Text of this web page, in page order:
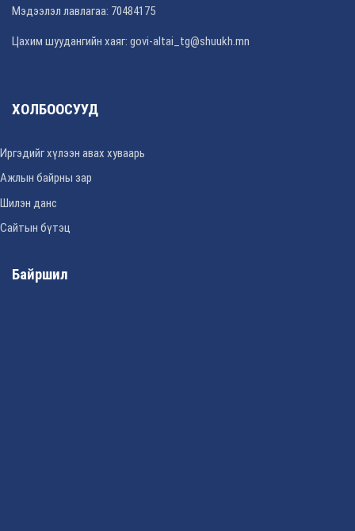
Мэдээлэл лавлагаа: 70484175
Цахим шуудангийн хаяг: govi-altai_tg@shuukh.mn
ХОЛБООСУУД
Иргэдийг хүлээн авах хуваарь
Ажлын байрны зар
Шилэн данс
Сайтын бүтэц
Байршил